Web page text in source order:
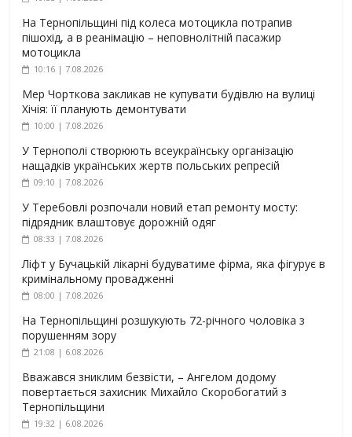
На Тернопільщині під колеса мотоцикла потрапив
пішохід, а в реанімацію – неповнолітній пасажир
мотоцикла
10:16 | 7.08.2026
Мер Чорткова закликав не купувати будівлю на вулиці
Хічія: її планують демонтувати
10:00 | 7.08.2026
У Тернополі створюють всеукраїнську організацію
нащадків українських жертв польських репресій
09:10 | 7.08.2026
У Теребовлі розпочали новий етап ремонту мосту:
підрядник влаштовує дорожній одяг
08:33 | 7.08.2026
Ліфт у Бучацькій лікарні будуватиме фірма, яка фігурує в
кримінальному провадженні
08:00 | 7.08.2026
На Тернопільщині розшукують 72-річного чоловіка з
порушенням зору
21:08 | 6.08.2026
Вважався зниклим безвісти, – Ангелом додому
повертається захисник Михайло Скоробогатий з
Тернопільщини
19:32 | 6.08.2026